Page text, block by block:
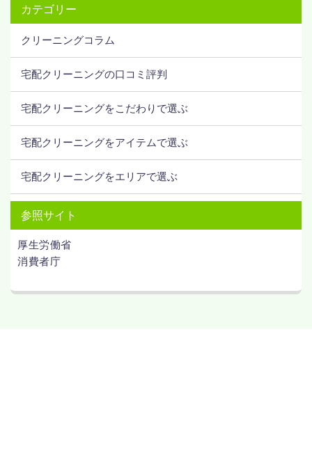
カテゴリー
クリーニングコラム
宅配クリーニングの口コミ評判
宅配クリーニングをこだわりで選ぶ
宅配クリーニングをアイテムで選ぶ
宅配クリーニングをエリアで選ぶ
参照サイト
厚生労働省
消費者庁